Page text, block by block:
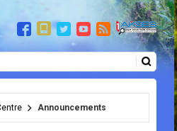
Announcements